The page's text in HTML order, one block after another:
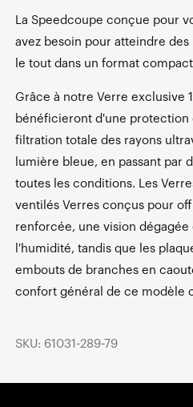
La Speedcoupe conçue pour
avez besoin pour atteindre
le tout dans un format
Grâce à notre Verre exclusive
bénéficieront d'une protection
filtration totale des rayons
lumière bleue, en passant par
toutes les conditions. Les
ventilés Verres conçus pour
renforcée, une vision
l'humidité, tandis que les
embouts de branches en
confort général de ce modèle
SKU: 61031-289-79